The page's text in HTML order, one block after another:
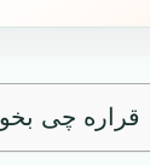
قراره چی